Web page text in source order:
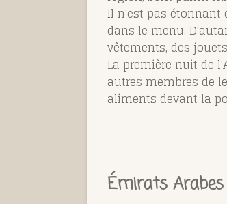
Il n'est pas étonnant
dans le menu.
vêtements, des
La première nuit de
autres membres de
aliments devant la
Émirats